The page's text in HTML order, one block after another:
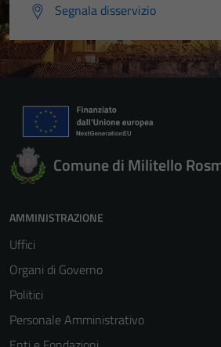
Segnala disservizio
Comune di Militello
AMMINISTRAZIONE
Uffici
Organi di Governo
Politici
Personale Amministrativo